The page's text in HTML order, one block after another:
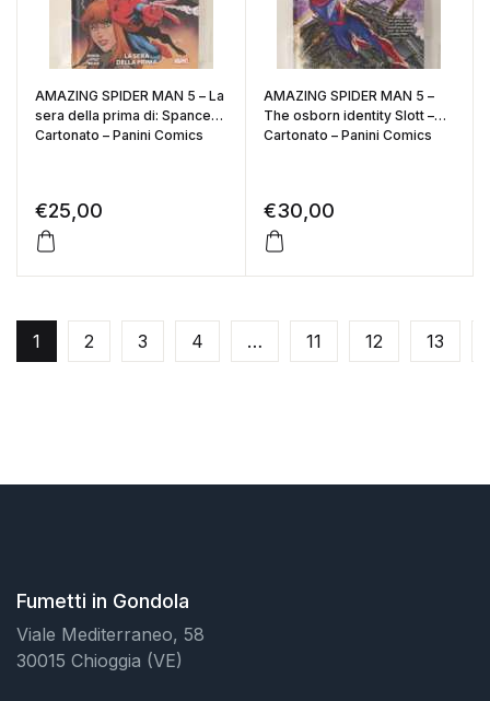
AMAZING SPIDER MAN 5 – La
sera della prima di: Spancer –
Cartonato – Panini Comics
€25,00
AMAZING SPIDER MAN 5 –
The osborn identity Slott –
Cartonato – Panini Comics
€30,00
1 2 3 4 … 11 12 13
Fumetti in Gondola
Viale Mediterraneo, 58
30015 Chioggia (VE)